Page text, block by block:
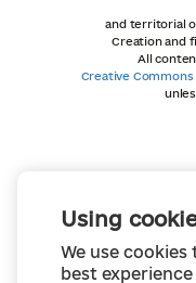
Using
We use
best
and territorial
Creation and
All
Creative